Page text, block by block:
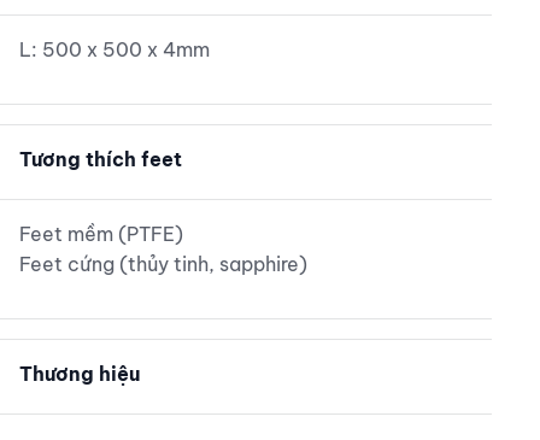
L: 500 x 500 x 4mm
Tương thích feet
Feet mềm (PTFE)
Feet cứng (thủy tinh, sapphire)
Thương hiệu